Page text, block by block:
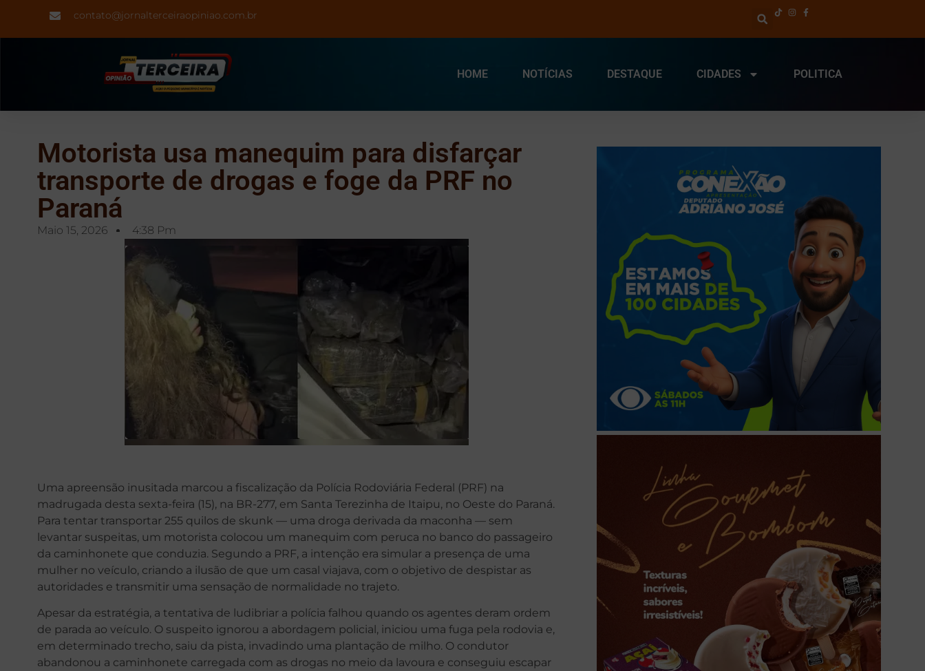
contato@jornalterceiraopiniao.com.br
HOME NOTÍCIAS DESTAQUE CIDADES POLITICA
Motorista usa manequim para disfarçar
transporte de drogas e foge da PRF no
Paraná
Maio 15, 2026 4:38 Pm
Uma apreensão inusitada marcou a fiscalização da Polícia Rodoviária Federal (PRF) na
madrugada desta sexta-feira (15), na BR-277, em Santa Terezinha de Itaipu, no Oeste do Paraná.
Para tentar transportar 255 quilos de skunk — uma droga derivada da maconha — sem
levantar suspeitas, um motorista colocou um manequim com peruca no banco do passageiro
da caminhonete que conduzia. Segundo a PRF, a intenção era simular a presença de uma
mulher no veículo, criando a ilusão de que um casal viajava, com o objetivo de despistar as
autoridades e transmitir uma sensação de normalidade no trajeto.
Apesar da estratégia, a tentativa de ludibriar a polícia falhou quando os agentes deram ordem
de parada ao veículo. O suspeito ignorou a abordagem policial, iniciou uma fuga pela rodovia e,
em determinado trecho, saiu da pista, invadindo uma plantação de milho. O condutor
abandonou a caminhonete carregada com as drogas no meio da lavoura e conseguiu escapar